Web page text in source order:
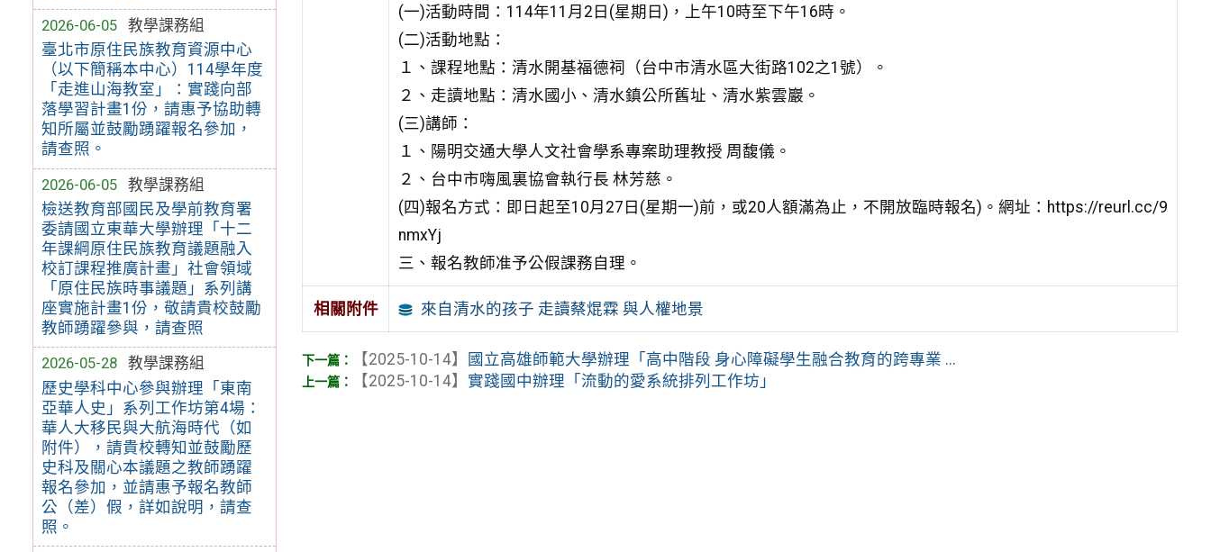
2026-06-05
教學課務組
臺北市原住民族教育資源中心
（以下簡稱本中心）114學年度
「走進山海教室」：實踐向部
落學習計畫1份，請惠予協助轉
知所屬並鼓勵踴躍報名參加，
請查照。
2026-06-05
教學課務組
檢送教育部國民及學前教育署
委請國立東華大學辦理「十二
年課綱原住民族教育議題融入
校訂課程推廣計畫」社會領域
「原住民族時事議題」系列講
座實施計畫1份，敬請貴校鼓勵
教師踴躍參與，請查照
2026-05-28
教學課務組
歷史學科中心參與辦理「東南
亞華人史」系列工作坊第4場：
華人大移民與大航海時代（如
附件），請貴校轉知並鼓勵歷
史科及關心本議題之教師踴躍
報名參加，並請惠予報名教師
公（差）假，詳如說明，請查
照。
(一)活動時間：114年11月2日(星期日)，上午10時至下午16時。
(二)活動地點：
１、課程地點：清水開基福德祠（台中市清水區大街路102之1號）。
２、走讀地點：清水國小、清水鎮公所舊址、清水紫雲巖。
(三)講師：
１、陽明交通大學人文社會學系專案助理教授 周馥儀。
２、台中市嗨風裏協會執行長 林芳慈。
(四)報名方式：即日起至10月27日(星期一)前，或20人額滿為止，不開放臨時報名)。網址：https://reurl.cc/9
nmxYj
三、報名教師准予公假課務自理。
相關附件 來自清水的孩子 走讀蔡焜霖 與人權地景
【2025-10-14】 國立高雄師範大學辦理「高中階段 身心障礙學生融合教育的跨專業 ...
【2025-10-14】實踐國中辦理「流動的愛系統排列工作坊」